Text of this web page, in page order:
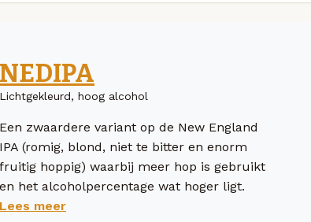
NEDIPA
Lichtgekleurd, hoog alcohol
Een zwaardere variant op de New England
IPA (romig, blond, niet te bitter en enorm
fruitig hoppig) waarbij meer hop is gebruikt
en het alcoholpercentage wat hoger ligt.
Lees meer